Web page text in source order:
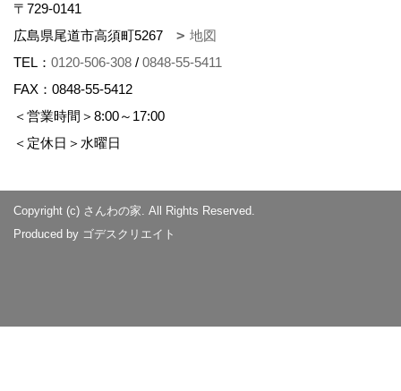
〒729-0141
広島県尾道市高須町5267
地図
TEL： 0120-506-308 / 0848-55-5411
FAX：0848-55-5412
＜営業時間＞8:00～17:00
＜定休日＞水曜日
Copyright (c) さんわの家. All Rights Reserved.
Produced by ゴデスクリエイト